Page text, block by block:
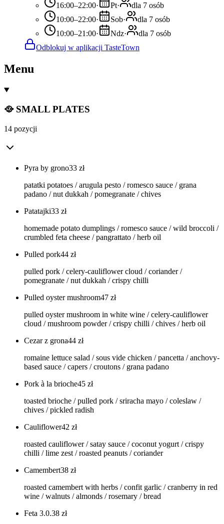
16:00–22:00· Pt·
dla 7 osób
10:00–22:00· Sob·
dla 7 osób
10:00–21:00· Ndz·
dla 7 osób
Odblokuj w aplikacji TasteTown
Menu
🥘 SMALL PLATES
14 pozycji
Pyra by grono33 zł
patatki potatoes / arugula pesto / romesco sauce / grana
padano / nut dukkah / pomegranate / chives
Patatajki33 zł
homemade potato dumplings / romesco sauce / wild broccoli /
crumbled feta cheese / pangrattato / herb oil
Pulled pork44 zł
pulled pork / celery-cauliflower cloud / coriander /
pomegranate / nut dukkah / crispy chilli
Pulled oyster mushroom47 zł
pulled oyster mushroom in white wine / celery-cauliflower
cloud / mushroom powder / crispy chilli / chives / herb oil
Cezar z grona44 zł
romaine lettuce salad / sous vide chicken / pancetta / anchovy-
based sauce / capers / croutons / grana padano
Pork à la brioche45 zł
toasted brioche / pulled pork / sriracha mayo / coleslaw /
chives / pickled radish
Cauliflower42 zł
roasted cauliflower / satay sauce / coconut yogurt / crispy
chilli / lime zest / roasted peanuts / coriander
Camembert38 zł
roasted camembert with herbs / confit garlic / cranberry in red
wine / walnuts / almonds / rosemary / bread
Feta 3.0.38 zł